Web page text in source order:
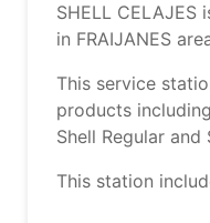
SHELL
in FRAIJANES
This service
products
Shell Regular and
This station